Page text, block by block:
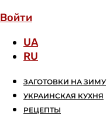
Войти
UA
RU
ЗАГОТОВКИ НА ЗИМУ
УКРАИНСКАЯ КУХНЯ
РЕЦЕПТЫ